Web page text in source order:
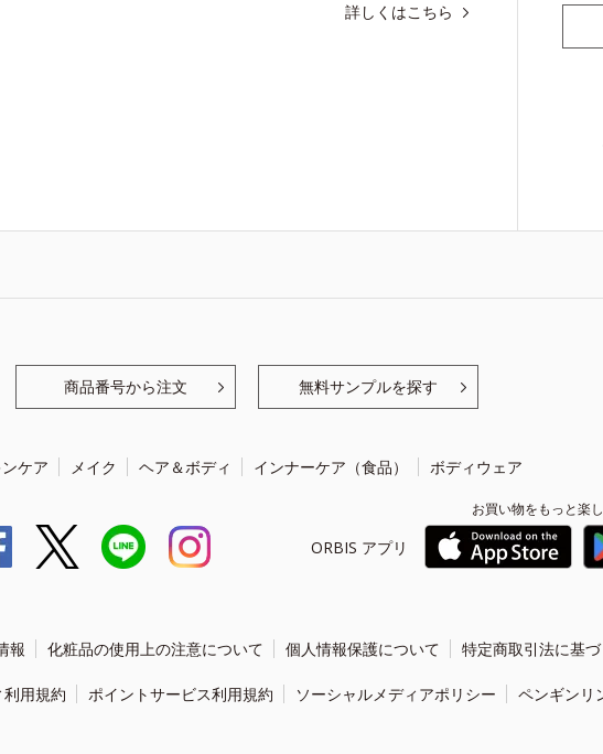
詳しくはこちら
商品番号から注文 無料サンプルを探す
ケア メイク ヘア＆ボディ インナーケア（食品） ボディウェア
ORBIS アプリ
お買い物をもっと楽
報 化粧品の使用上の注意について 個人情報保護について 特定商取引法に基
用規約 ポイントサービス利用規約 ソーシャルメディアポリシー ペンギンリ